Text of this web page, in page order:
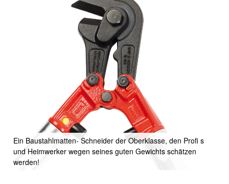
Ein Baustahlmatten- Schneider der Oberklasse, den Profi s
und Heimwerker wegen seines guten Gewichts schätzen
werden!